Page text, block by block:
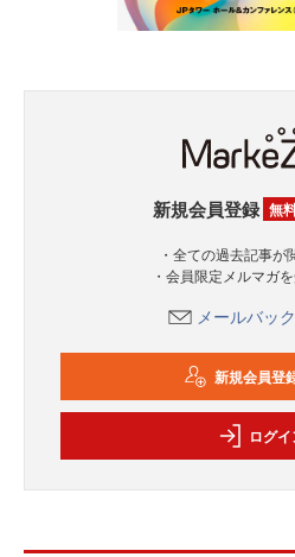
新規会員登録 無
・全ての過去記事が
・会員限定メルマガ
メールバッ
新規会員登
ログ